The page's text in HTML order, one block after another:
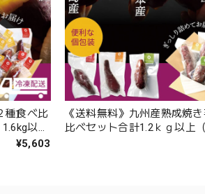
種食べ比
以上
、サイ
¥5,603
《送料無料》九州産熟成焼
比べセット合計1.2ｋｇ以上